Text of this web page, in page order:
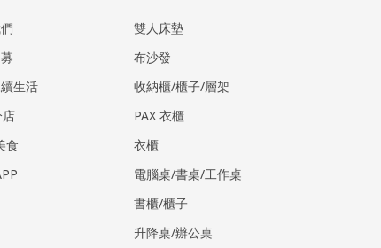
生活
店
食
雙人床墊
布沙發
收納櫃/櫃子/層架
PAX 衣櫃
衣櫃
電腦桌/書桌/工作桌
書櫃/櫃子
升降桌/辦公桌